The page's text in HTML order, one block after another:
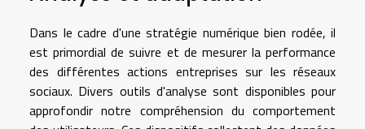
Dans le cadre d'une stratégie numérique bien rodée, il
est primordial de suivre et de mesurer la performance
des différentes actions entreprises sur les réseaux
sociaux. Divers outils d'analyse sont disponibles pour
approfondir notre compréhension du comportement